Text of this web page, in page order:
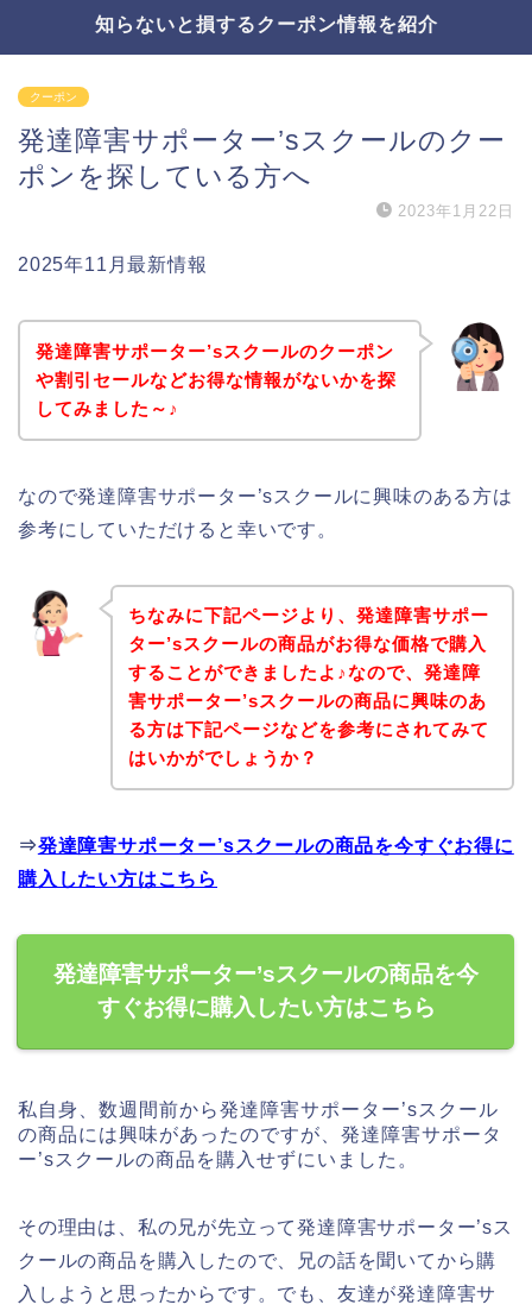
知らないと損するクーポン情報を紹介
クーポン
発達障害サポーター’sスクールのクー
ポンを探している方へ
2023年1月22日
2025年11月最新情報
発達障害サポーター’sスクールのクーポン
や割引セールなどお得な情報がないかを探
してみました～♪
なので発達障害サポーター’sスクールに興味のある方は
参考にしていただけると幸いです。
ちなみに下記ページより、発達障害サポー
ター’sスクールの商品がお得な価格で購入
することができましたよ♪なので、発達障
害サポーター’sスクールの商品に興味のあ
る方は下記ページなどを参考にされてみて
はいかがでしょうか？
⇒発達障害サポーター’sスクールの商品を今すぐお得に
購入したい方はこちら
発達障害サポーター’sスクールの商品を今
すぐお得に購入したい方はこちら
私自身、数週間前から発達障害サポーター’sスクール
の商品には興味があったのですが、発達障害サポータ
ー’sスクールの商品を購入せずにいました。
その理由は、私の兄が先立って発達障害サポーター’sス
クールの商品を購入したので、兄の話を聞いてから購
入しようと思ったからです。でも、友達が発達障害サ